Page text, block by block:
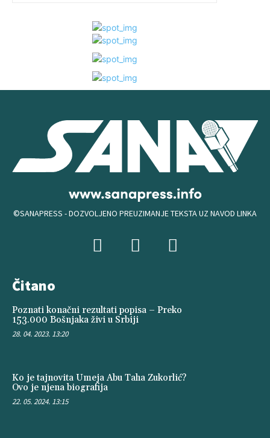
©SANAPRESS - DOZVOLJENO PREUZIMANJE TEKSTA UZ NAVOD LINKA
Čitano
Poznati konačni rezultati popisa – Preko
153.000 Bošnjaka živi u Srbiji
28. 04. 2023. 13:20
Ko je tajnovita Umeja Abu Taha Zukorlić?
Ovo je njena biografija
22. 05. 2024. 13:15